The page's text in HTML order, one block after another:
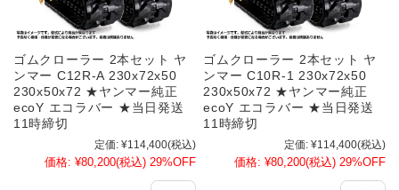
ゴムクローラー 2本セット ヤ
ンマー C12R-A 230x72x50
230x50x72 ★ヤンマー純正
ecoY エコラバー ★当日発送
11時締切
定価: ¥114,400(税込)
価格: ¥80,200(税込) 29%OFF
ゴムクローラー 2本セット ヤ
ンマー C10R-1 230x72x50
230x50x72 ★ヤンマー純正
ecoY エコラバー ★当日発送
11時締切
定価: ¥114,400(税込)
価格: ¥80,200(税込) 29%OFF